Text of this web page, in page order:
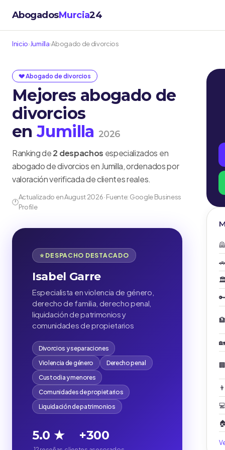
AbogadosMurcia24
Inicio›Jumilla›Abogado de divorcios
💔 Abogado de divorcios
Mejores abogado de
divorcios
enJumilla 2026
Ranking de2 despachos especializados en
abogado de divorcios en Jumilla, ordenados por
valoración verificada de clientes reales.
🕐
Actualizado en August 2026 · Fuente: Google Business
Profile
⭐ DESPACHO DESTACADO
Isabel Garre
Especialista en violencia de género,
derecho de familia, derecho penal,
liquidación de patrimonios y
comunidades de propietarios
Divorcios y separaciones
Violencia de género
Derecho penal
Custodia y menores
Comunidades de propietarios
Liquidación de patrimonios
5.0 ★ +300